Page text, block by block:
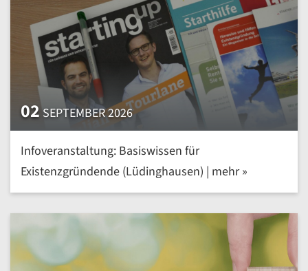
02 SEPTEMBER 2026
Infoveranstaltung: Basiswissen für
Existenzgründende (Lüdinghausen) | mehr »